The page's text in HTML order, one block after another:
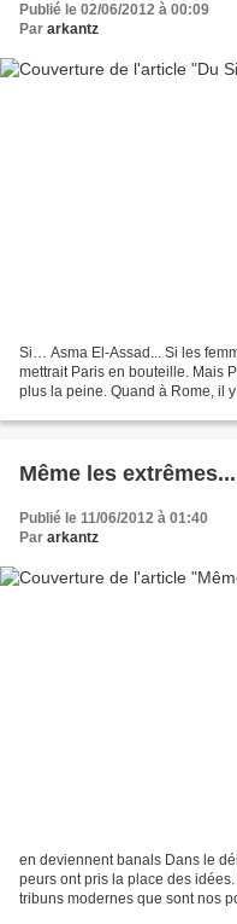
Publié le 02/06/2012 à 00:09
Par arkantz
Si… Asma El-Assad... Si les
mettrait Paris en bouteille. Mais
plus la peine. Quand à Rome, il
Même les extrêmes...
Publié le 11/06/2012 à 01:40
Par arkantz
en deviennent banals Dans le
peurs ont pris la place des
tribuns modernes que sont nos